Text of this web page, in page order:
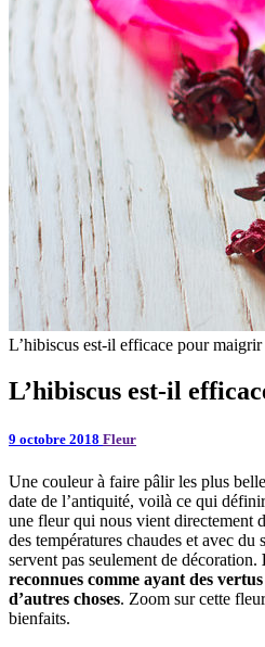
L’hibiscus est-il efficace pour maigrir
L’hibiscus est-il
9 octobre 2018 Fleur
Une couleur à faire pâlir les plus
date de l’antiquité, voilà ce qui
une fleur qui nous vient directement
des températures chaudes et avec
servent pas seulement de décoration.
reconnues comme ayant des
d’autres choses. Zoom sur cette
bienfaits.